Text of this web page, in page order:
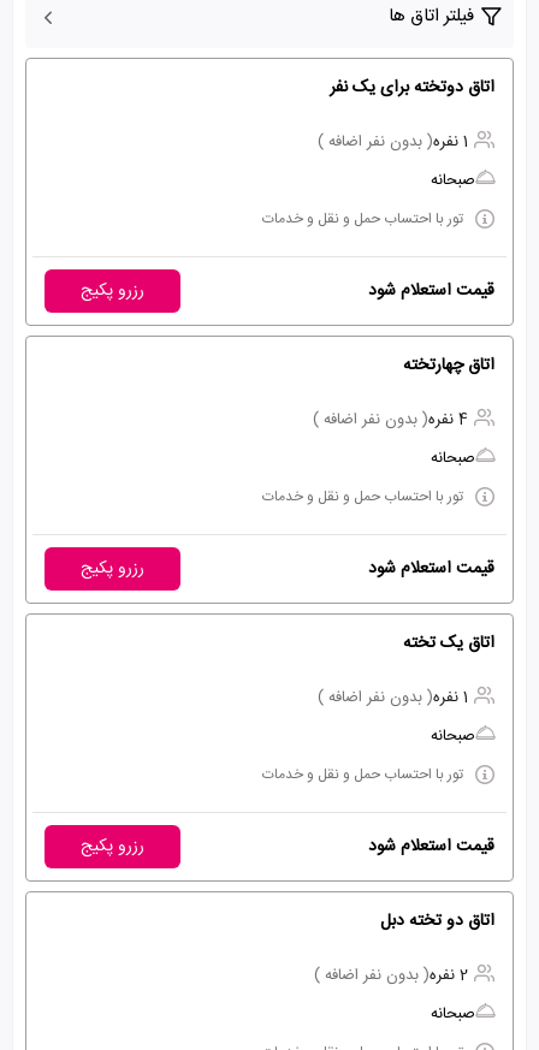
فیلتر اتاق ها
اتاق دوتخته برای یک نفر
1 نفره
( بدون نفر اضافه )
صبحانه
تور با احتساب حمل و نقل و خدمات
قیمت استعلام شود رزرو پکیج
اتاق چهارتخته
4 نفره
( بدون نفر اضافه )
صبحانه
تور با احتساب حمل و نقل و خدمات
قیمت استعلام شود رزرو پکیج
اتاق یک تخته
1 نفره
( بدون نفر اضافه )
صبحانه
تور با احتساب حمل و نقل و خدمات
قیمت استعلام شود رزرو پکیج
اتاق دو تخته دبل
2 نفره
( بدون نفر اضافه )
صبحانه